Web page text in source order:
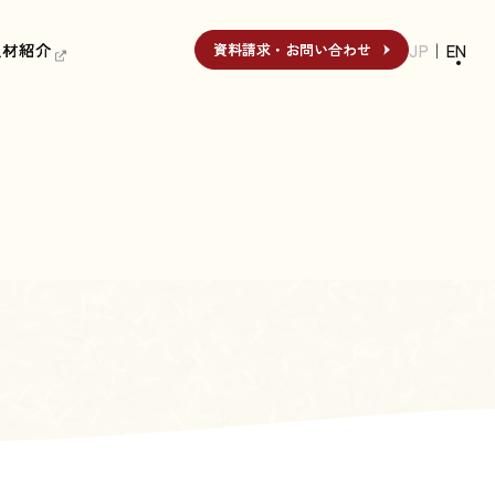
材紹介
材紹介 資料請求・お問い合わせ
資料請求・お問い合わせ JP ｜ EN